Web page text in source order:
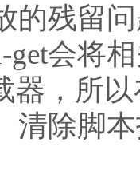
的残留
get会将
器，所
清除脚